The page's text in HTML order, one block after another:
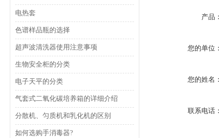
电热套
色谱样品瓶的选择
超声波清洗器使用注意事项
生物安全柜的分类
电子天平的分类
气套式二氧化碳培养箱的详细介绍
分散机、匀质机和乳化机的区别
如何选购手消毒器?
产品
您的单位
您的姓名
联系电话